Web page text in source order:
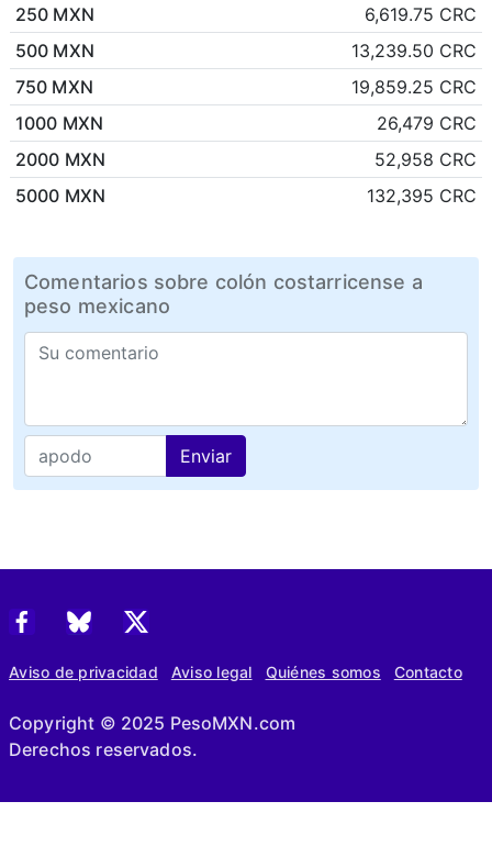
250 MXN
6,619.75 CRC
500 MXN
13,239.50 CRC
750 MXN
19,859.25 CRC
1000 MXN
26,479 CRC
2000 MXN
52,958 CRC
5000 MXN
132,395 CRC
Comentarios sobre colón costarricense a
peso mexicano
Enviar
Aviso de privacidad Aviso legal Quiénes somos Contacto
Copyright © 2025 PesoMXN.com
Derechos reservados.